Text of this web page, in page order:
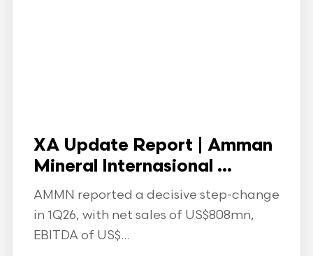
XA Update Report | Amman
Mineral Internasional ...
AMMN reported a decisive step-change
in 1Q26, with net sales of US$808mn,
EBITDA of US$...